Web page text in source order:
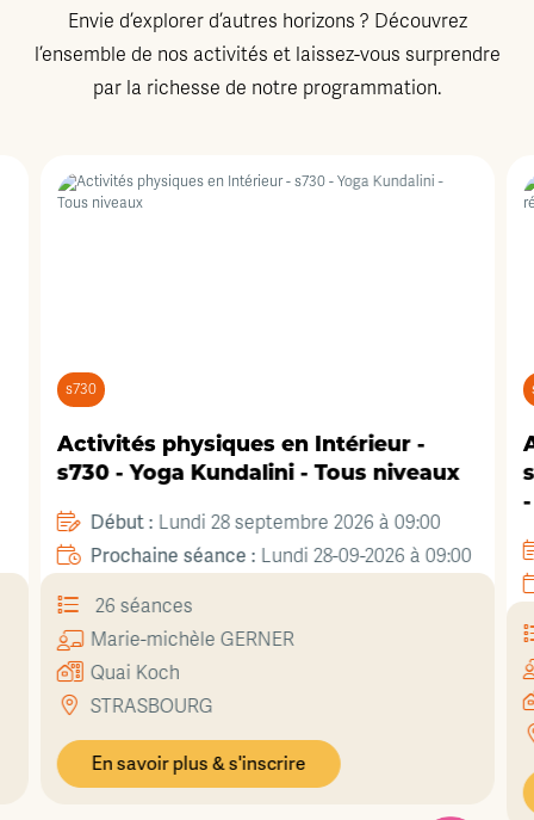
Envie d’explorer d’autres horizons ? Découvrez
l’ensemble de nos activités et laissez-vous surprendre
par la richesse de notre programmation.
s730
Activités physiques en Intérieur -
s730 - Yoga Kundalini - Tous niveaux
Début : Lundi 28 septembre 2026 à 09:00
Prochaine séance : Lundi 28-09-2026 à 09:00
26 séances
Marie-michèle GERNER
Quai Koch
STRASBOURG
En savoir plus & s'inscrire